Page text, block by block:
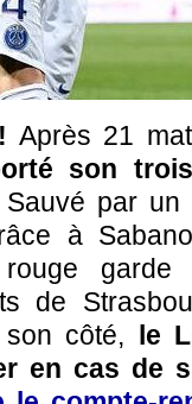
Après 21
son
Sauvé par un
à
de
côté, le
en cas de